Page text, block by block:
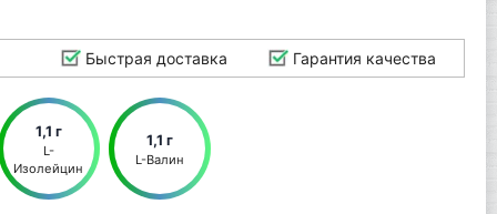
Быстрая доставка Гарантия качества
1,1 г
L-
Изолейцин
1,1 г
L-Валин